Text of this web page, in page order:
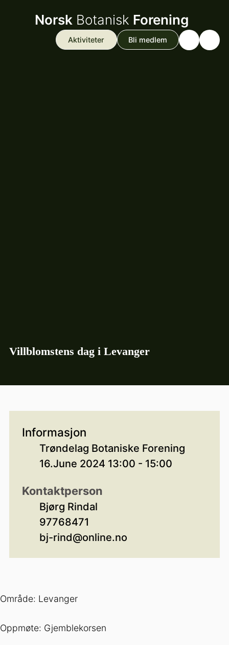
Norsk Botanisk Forening
Aktiviteter Bli medlem Search
Villblomstens dag i Levanger
Informasjon
Trøndelag Botaniske Forening
16.June 2024 13:00 - 15:00
Kontaktperson
Bjørg Rindal
97768471
bj-rind@online.no
Område: Levanger
Oppmøte: Gjemblekorsen